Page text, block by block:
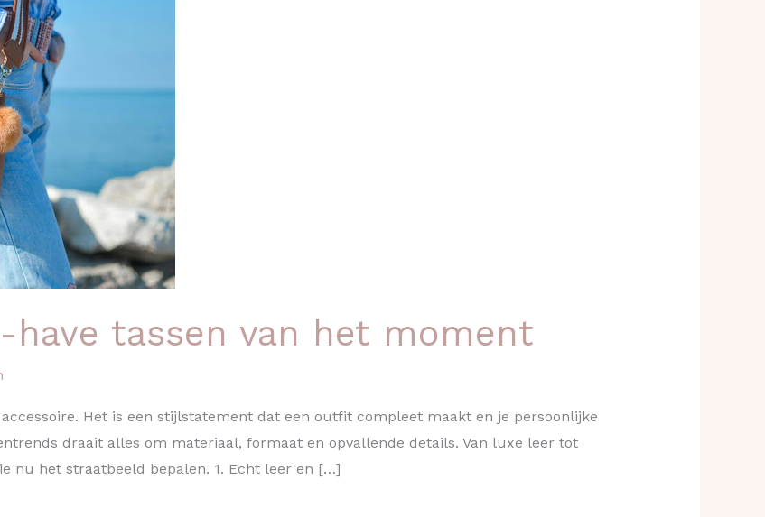
tassen van het moment
Het is een stijlstatement dat een outfit compleet maakt en je persoonlijke
draait alles om materiaal, formaat en opvallende details. Van luxe leer tot
nu het straatbeeld bepalen. 1. Echt leer en […]